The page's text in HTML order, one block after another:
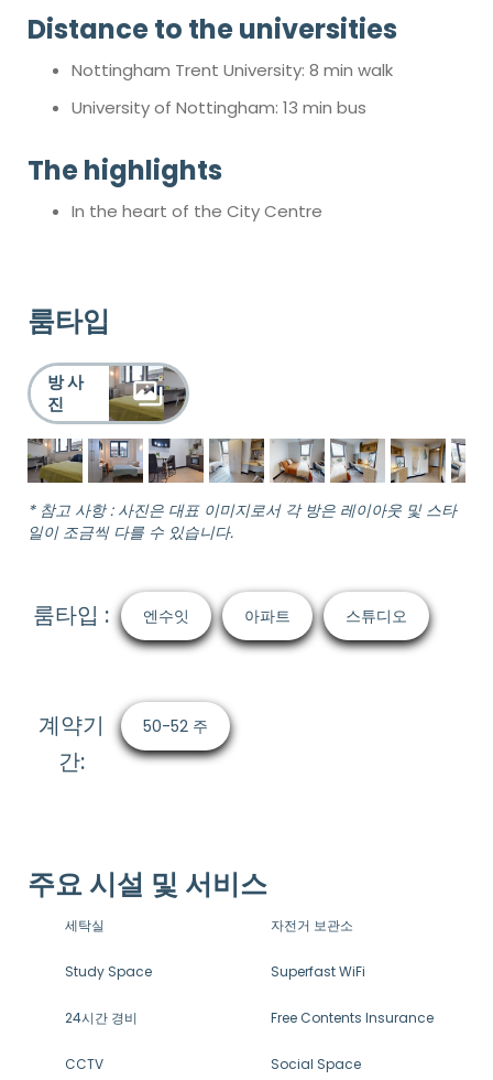
Distance to the universities
Nottingham Trent University: 8 min walk
University of Nottingham: 13 min bus
The highlights
In the heart of the City Centre
룸타입
방 사
진
* 참고 사항 : 사진은 대표 이미지로서 각 방은 레이아웃 및 스타
일이 조금씩 다를 수 있습니다.
룸타입 : 엔수잇 아파트 스튜디오
계약기
간:
50-52 주
주요 시설 및 서비스
세탁실 자전거 보관소
Study Space Superfast WiFi
24시간 경비 Free Contents Insurance
CCTV Social Space